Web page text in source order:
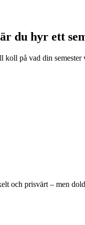
du hyr ett
koll på vad din semester
och prisvärt – men